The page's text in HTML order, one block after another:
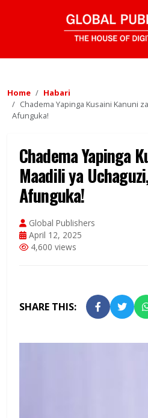
Home
Habari
Chadema Yapinga Kusaini Kanuni
Afunguka!
Chadema Yapinga
Maadili ya
Afunguka!
Global Publishers
April 12, 2025
4,600 views
SHARE THIS: